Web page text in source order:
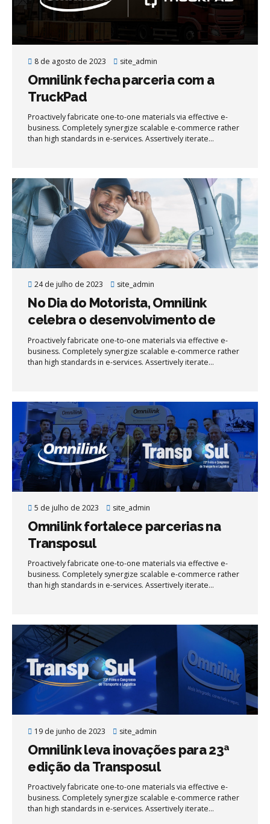
8 de agosto de 2023 site_admin
Omnilink fecha parceria com a
TruckPad
Proactively fabricate one-to-one materials via effective e-
business. Completely synergize scalable e-commerce rather
than high standards in e-services. Assertively iterate
24 de julho de 2023 site_admin
No Dia do Motorista, Omnilink
celebra o desenvolvimento de
soluções de segurança
Proactively fabricate one-to-one materials via effective e-
business. Completely synergize scalable e-commerce rather
than high standards in e-services. Assertively iterate
5 de julho de 2023 site_admin
Omnilink fortalece parcerias na
Transposul
Proactively fabricate one-to-one materials via effective e-
business. Completely synergize scalable e-commerce rather
than high standards in e-services. Assertively iterate
19 de junho de 2023 site_admin
Omnilink leva inovações para 23ª
edição da Transposul
Proactively fabricate one-to-one materials via effective e-
business. Completely synergize scalable e-commerce rather
than high standards in e-services. Assertively iterate